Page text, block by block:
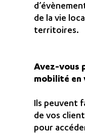
de la vie
territoires.
Avez-vous
mobilité en
Ils peuvent
de vos
pour